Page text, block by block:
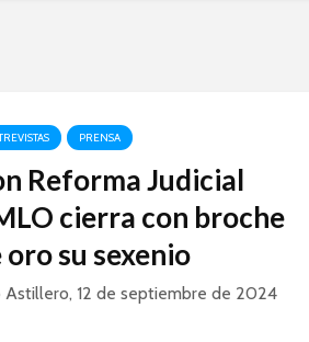
PRENSA
Reforma Judicial
cierra con broche
oro su sexenio
Astillero, 12 de septiembre de 2024